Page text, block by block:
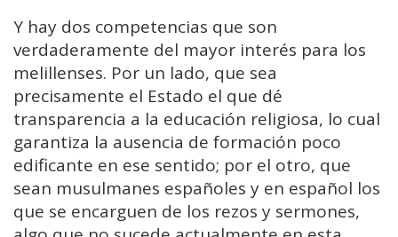
Y hay dos competencias que son
verdaderamente del mayor interés para los
melillenses. Por un lado, que sea
precisamente el Estado el que dé
transparencia a la educación religiosa, lo cual
garantiza la ausencia de formación poco
edificante en ese sentido; por el otro, que
sean musulmanes españoles y en español los
que se encarguen de los rezos y sermones,